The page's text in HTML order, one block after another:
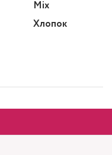
Mix
Хлопок